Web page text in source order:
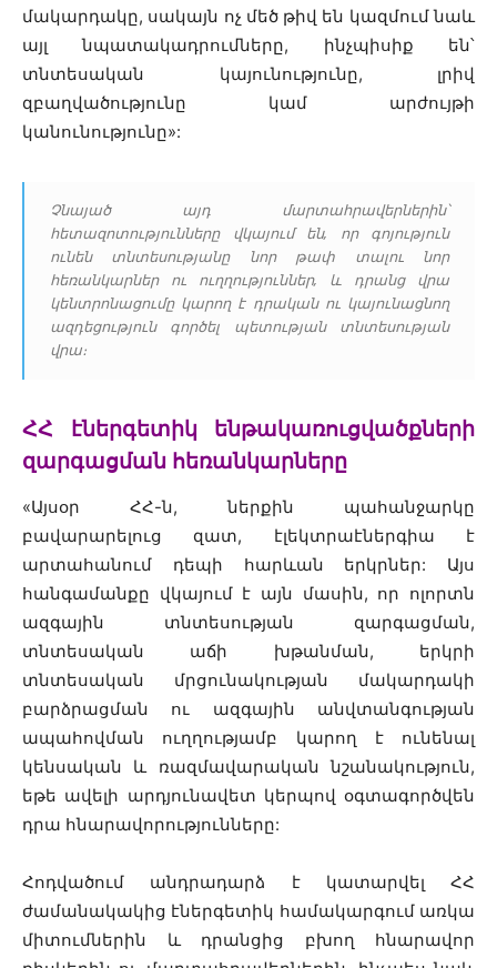
մակարդակը, սակայն ոչ մեծ թիվ են կազմում նաև
այլ նպատակադրումները, ինչպիսիք են՝
տնտեսական կայունությունը, լրիվ
զբաղվածությունը կամ արժույթի
կանունությունը»:
Չնայած այդ մարտահրավերներին՝
հետազոտությունները վկայում են, որ գոյություն
ունեն տնտեսությանը նոր թափ տալու նոր
հեռանկարներ ու ուղղություններ, և դրանց վրա
կենտրոնացումը կարող է դրական ու կայունացնող
ազդեցություն գործել պետության տնտեսության
վրա։
ՀՀ էներգետիկ ենթակառուցվածքների
զարգացման հեռանկարները
«Այսօր ՀՀ-ն, ներքին պահանջարկը
բավարարելուց զատ, էլեկտրաէներգիա է
արտահանում դեպի հարևան երկրներ: Այս
հանգամանքը վկայում է այն մասին, որ ոլորտն
ազգային տնտեսության զարգացման,
տնտեսական աճի խթանման, երկրի
տնտեսական մրցունակության մակարդակի
բարձրացման ու ազգային անվտանգության
ապահովման ուղղությամբ կարող է ունենալ
կենսական և ռազմավարական նշանակություն,
եթե ավելի արդյունավետ կերպով օգտագործվեն
դրա հնարավորությունները:
Հոդվածում անդրադարձ է կատարվել ՀՀ
ժամանակակից էներգետիկ համակարգում առկա
միտումներին և դրանցից բխող հնարավոր